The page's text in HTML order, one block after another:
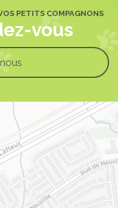
PETITS COMPAGNONS
vous